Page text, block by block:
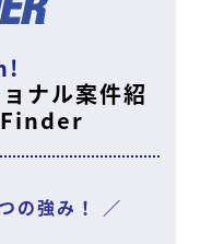
ナル案件紹
強み！ ／